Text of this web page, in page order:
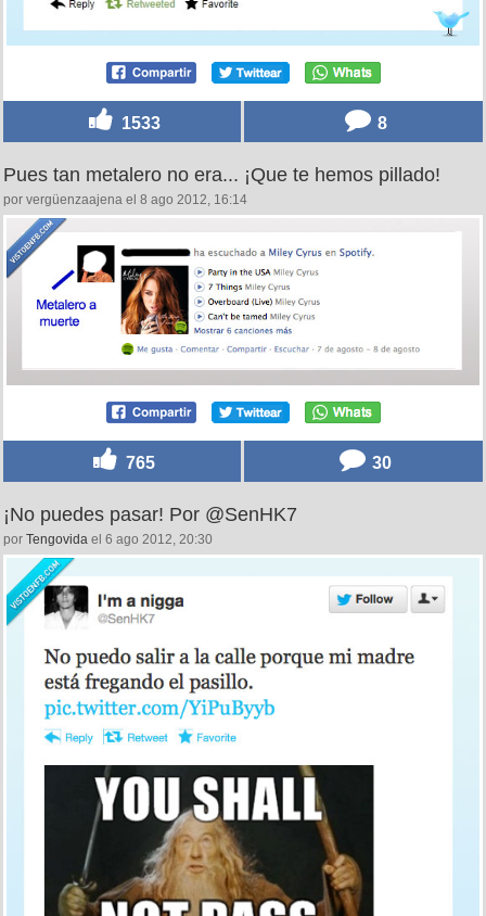
1533 8
Pues tan metalero no era... ¡Que te hemos pillado!
por vergüenzaajena el 8 ago 2012, 16:14
765 30
¡No puedes pasar! Por @SenHK7
por Tengovida el 6 ago 2012, 20:30